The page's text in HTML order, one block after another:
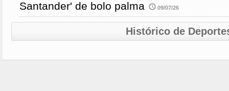
Santander' de bolo palma
09/07/26
Histórico de